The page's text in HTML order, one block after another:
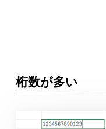
桁数が多い